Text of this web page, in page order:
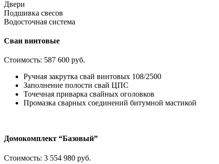
Двери
Подшивка свесов
Водосточная система
Сваи винтовые
Стоимость: 587 600 руб.
Ручная закрутка свай винтовых 108/2500
Заполнение полости свай ЦПС
Точечная приварка свайных оголовков
Промазка сварных соединений битумной мастикой
Домокомплект “Базовый”
Стоимость: 3 554 980 руб.